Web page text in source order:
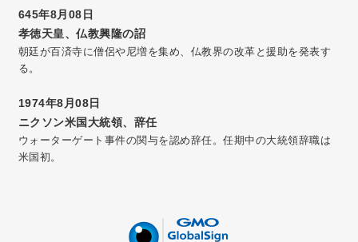
645年8月08日
孝徳天皇、仏教興隆の詔
朝廷が百済寺に僧侶や尼増を集め、仏教界の改革と援助を発表す
る。
1974年8月08日
ニクソン米国大統領、辞任
ウォーターゲート事件の関与を認め辞任。任期中の大統領辞職は
米国初。